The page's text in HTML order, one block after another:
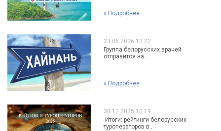
» Подробнее
23.06.2026 12:22
Группа белорусских врачей
отправится на...
» Подробнее
30.12.2025 10:19
Итоги: рейтинги белорусских
туроператоров в...